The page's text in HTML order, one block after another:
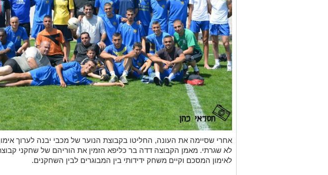
אחרי שסיימה את העונה, החליטו בקבוצת הנוער של מכבי יבנה לערוך
לא שגרתי. מאמן הקבוצה דדה בר כליפא הזמין את הוריהם של שחקני
לאימון המסכם וקיים משחק ידידותי בין המבוגרים לבין השחקנים.